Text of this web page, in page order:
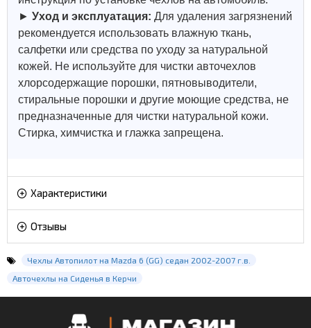
► Уход и эксплуатация: Для удаления загрязнений
рекомендуется использовать влажную ткань,
салфетки или средства по уходу за натуральной
кожей. Не используйте для чистки авточехлов
хлорсодержащие порошки, пятновыводители,
стиральные порошки и другие моющие средства, не
предназначенные для чистки натуральной кожи.
Стирка, химчистка и глажка запрещена.
Характеристики
Отзывы
Чехлы Автопилот на Mazda 6 (GG) седан 2002-2007 г.в.
Авточехлы на Сиденья в Керчи